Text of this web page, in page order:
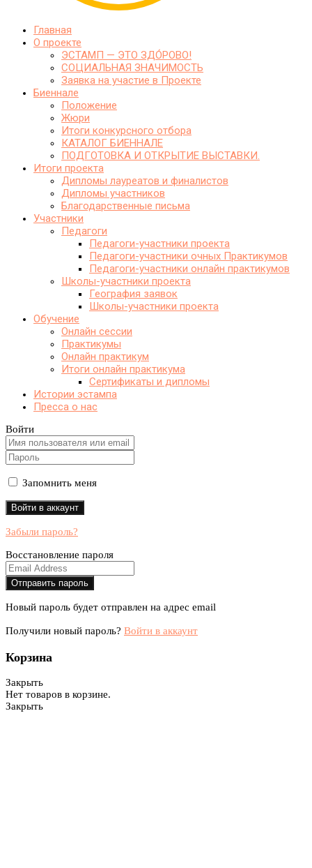
Главная
О проекте
ЭСТАМП — ЭТО ЗДО́РОВО!
СОЦИАЛЬНАЯ ЗНАЧИМОСТЬ
Заявка на участие в Проекте
Биеннале
Положение
Жюри
Итоги конкурсного отбора
КАТАЛОГ БИЕННАЛЕ
ПОДГОТОВКА И ОТКРЫТИЕ ВЫСТАВКИ.
Итоги проекта
Дипломы лауреатов и финалистов
Дипломы участников
Благодарственные письма
Участники
Педагоги
Педагоги-участники проекта
Педагоги-участники очных Практикумов
Педагоги-участники онлайн практикумов
Школы-участники проекта
География заявок
Школы-участники проекта
Обучение
Онлайн сессии
Практикумы
Онлайн практикум
Итоги онлайн практикума
Сертификаты и дипломы
Истории эстампа
Пресса о нас
Войти
Запомнить меня
Забыли пароль?
Восстановление пароля
Новый пароль будет отправлен на адрес email
Получили новый пароль? Войти в аккаунт
Корзина
Закрыть
Нет товаров в корзине.
Закрыть